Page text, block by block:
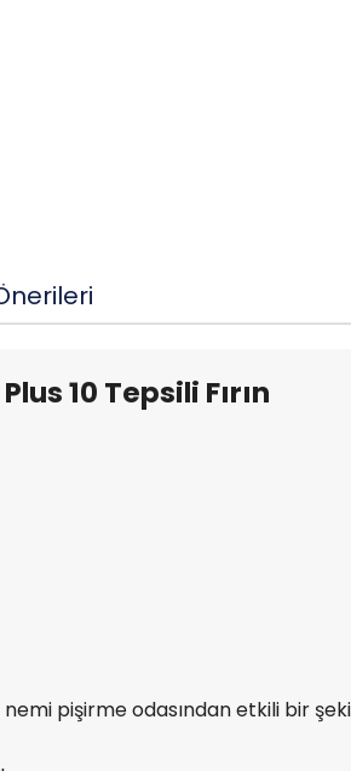
10 Tepsili Fırın
pişirme odasından etkili bir